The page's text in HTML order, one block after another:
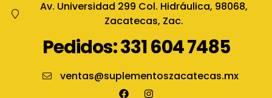
Av. Universidad 299 Col. Hidráulica, 98068,
Zacatecas, Zac.
Pedidos: 331 604 7485
ventas@suplementoszacatecas.mx